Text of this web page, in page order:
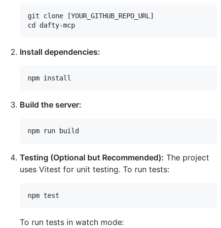
git clone [YOUR_GITHUB_REPO_URL]
Install dependencies:
Build the server:
Testing (Optional but Recommended): The project
uses Vitest for unit testing. To run tests:
To run tests in watch mode: